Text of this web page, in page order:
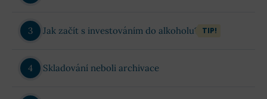
Jak začít s investováním do alkoholu? TIP!
Skladování neboli archivace